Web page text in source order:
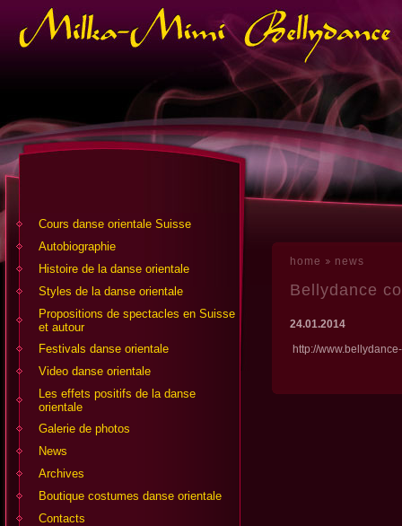
Cours danse orientale Suisse
Аutobiographie
Histoire de la danse orientale
Styles de la danse orientale
Propositions de spectacles en Suisse
et autour
Festivals danse orientale
Video danse orientale
Les effets positifs de la danse
orientale
Galerie de photos
News
Archives
Boutique costumes danse orientale
Contacts
home news
Bellydance
24.01.2014
http://